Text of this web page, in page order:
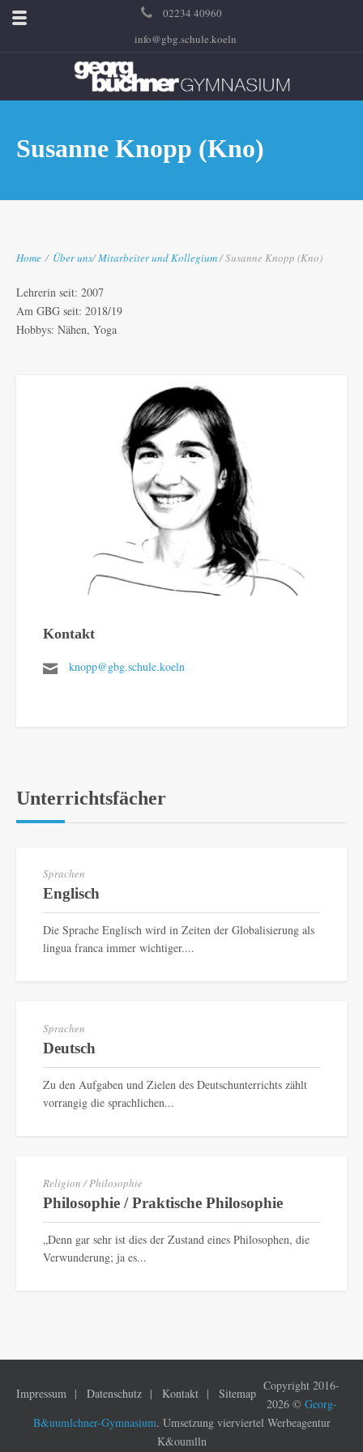
02234 40960
info@gbg.schule.koeln
Susanne Knopp (Kno)
Home / Über uns/Mitarbeiter und Kollegium/ Susanne Knopp (Kno)
Lehrerin seit: 2007
Am GBG seit: 2018/19
Hobbys: Nähen, Yoga
Kontakt
knopp@gbg.schule.koeln
Unterrichtsfächer
Sprachen
Englisch
Die Sprache Englisch wird in Zeiten der Globalisierung als
lingua franca immer wichtiger....
Sprachen
Deutsch
Zu den Aufgaben und Zielen des Deutschunterrichts zählt
vorrangig die sprachlichen...
Religion / Philosophie
Philosophie / Praktische Philosophie
„Denn gar sehr ist dies der Zustand eines Philosophen, die
Verwunderung; ja es...
Impressum Datenschutz Kontakt Sitemap
Copyright 2016-
2026 © Georg-
B&uumlchner-Gymnasium. Umsetzung vierviertel Werbeagentur
K&oumlln